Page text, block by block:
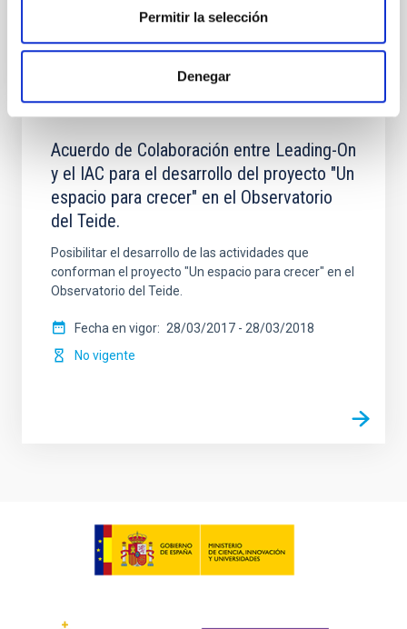
Permitir la selección
Denegar
Acuerdo de Colaboración entre Leading-On
y el IAC para el desarrollo del proyecto "Un
espacio para crecer" en el Observatorio
del Teide.
Posibilitar el desarrollo de las actividades que
conforman el proyecto "Un espacio para crecer" en el
Observatorio del Teide.
Fecha en vigor 28/03/2017 - 28/03/2018
No vigente